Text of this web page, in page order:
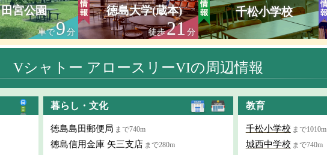
田宮公園
車で9分
徳島大学(蔵本)
徒歩21分
千松小学校
Vシャトー アロースリーVIの周辺情報
暮らし・文化
徳島島田郵便局 まで740m
徳島信用金庫 矢三支店 まで280m
教育
千松小学校 まで1010m
城西中学校 まで740m